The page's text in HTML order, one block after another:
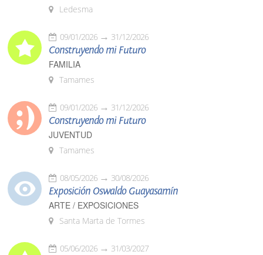
Ledesma
09/01/2026 31/12/2026
Construyendo mi Futuro
FAMILIA
Tamames
09/01/2026 31/12/2026
Construyendo mi Futuro
JUVENTUD
Tamames
08/05/2026 30/08/2026
Exposición Oswaldo Guayasamín
ARTE / EXPOSICIONES
Santa Marta de Tormes
05/06/2026 31/03/2027